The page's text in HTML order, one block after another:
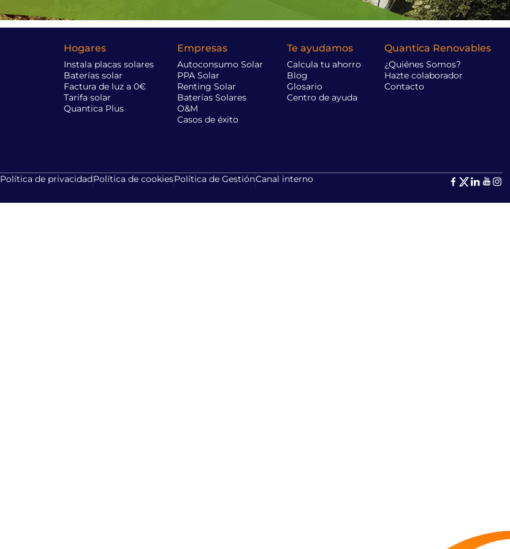
Hogares
Instala placas solares
Baterías solar
Factura de luz a 0€
Tarifa solar
Quantica Plus
Empresas
Autoconsumo Solar
PPA Solar
Renting Solar
Baterías Solares
O&M
Casos de éxito
Te ayudamos
Calcula tu ahorro
Blog
Glosario
Centro de ayuda
Quantica Renovables
¿Quiénes Somos?
Hazte colaborador
Contacto
Política de privacidadPolítica de cookiesPolítica de GestiónCanal interno